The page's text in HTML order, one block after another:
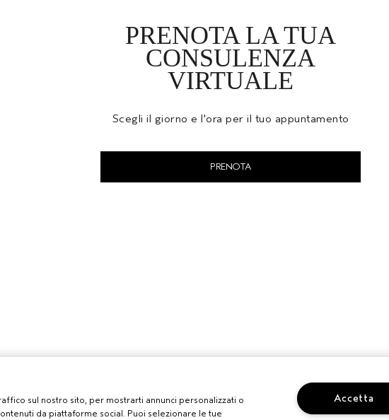
PRENOTA LA TUA
CONSULENZA
VIRTUALE
Scegli il giorno e l'ora per il tuo appuntamento
PRENOTA
sul nostro sito, per mostrarti annunci personalizzati o
da piattaforme social. Puoi selezionare le tue
Accetta